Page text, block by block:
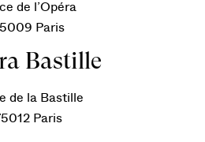
de l’Opéra
Paris
Bastille
de la Bastille
Paris